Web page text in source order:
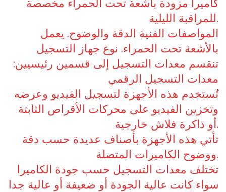
كاميرا مزودة بأشعة تحت الحمراء مخصصة
للمراقبة الليلية.
المواصفات الفنية الدقة والوضوح. يعمل
بالأشعة تحت الحمراء. نوع جهاز التسجيل
تنقسم معدات التسجيل إلى قسمين رئيسيين:
معدات التسجيل الرقمي
تُستخدم هذه الأجهزة لتسجيل الفيديو وعرضه
وتخزين الفيديو على محركات الأقراص الثابتة
أو ذاكرة فلاش خارجية.
تأتي هذه الأجهزة بأصناف عديدة حسب دقة
ووضوح الكاميرات المتصلة.
تختلف معدات التسجيل حسب جودة الكاميرا
سواء كانت عالية الجودة أو ضعيفة أو عالية جدا